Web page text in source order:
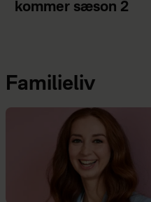
kommer sæson 2
Familieliv